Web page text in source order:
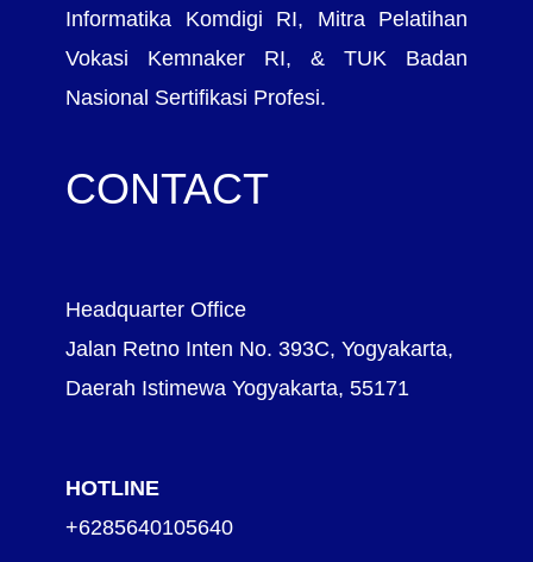
Informatika Komdigi RI, Mitra Pelatihan
Vokasi Kemnaker RI, & TUK Badan
Nasional Sertifikasi Profesi.
CONTACT
Headquarter Office
Jalan Retno Inten No. 393C, Yogyakarta,
Daerah Istimewa Yogyakarta, 55171
HOTLINE
+6285640105640